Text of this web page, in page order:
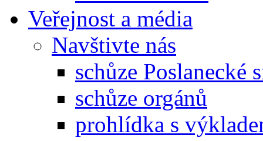
Veřejnost a média
Navštivte nás
schůze Poslanecké
schůze orgánů
prohlídka s